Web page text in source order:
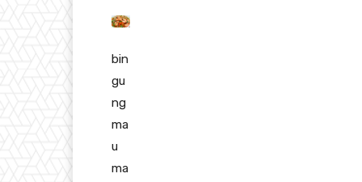
bin
gu
ng
ma
u
ma